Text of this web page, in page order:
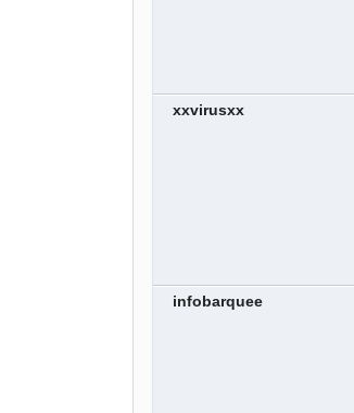
xxvirusxx
infobarquee